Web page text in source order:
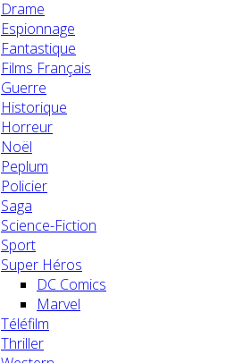
Drame
Espionnage
Fantastique
Films Français
Guerre
Historique
Horreur
Noël
Peplum
Policier
Saga
Science-Fiction
Sport
Super Héros
DC Comics
Marvel
Téléfilm
Thriller